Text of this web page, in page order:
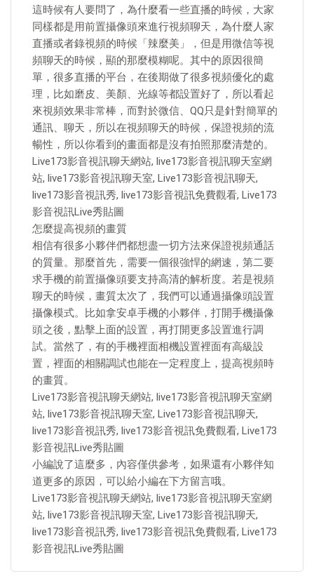
這時候有人要問了，為什麼看一些直播的時候，大家
同樣都是用前置攝像頭來進行視頻聊天，為什麼人家
直播或者錄視頻的時候「辣麼美」，但是用微信等視
頻聊天的時候，顯的那麼模糊呢。其中的原因很簡
單，很多直播的平台，在後期做了很多視頻優化的處
理，比如磨皮、美顏、光線等都設置好了，所以看起
來視頻效果非常棒，而對於微信、QQ只是針對簡單的
通訊、聊天，所以在視頻聊天的時候，保證視頻的流
暢性，所以你看到的畫面都是沒有拍照那麼清楚的。
Live173影音視訊聊天網站, live173影音視訊聊天室網
站, live173影音視訊聊天室, Live173影音視訊聊天,
live173影音視訊秀, live173影音視訊免費觀看, Live173
影音視訊Live秀貼圖
怎麼提高視頻的畫質
相信有很多小夥伴們都想盡一切方法來保證視頻通話
的質量。那麼首先，需要一個很強悍的網速，第二要
求手機的前置攝像頭要支持高清的解析度。若是視頻
聊天的時候，畫質太次了，我們可以通過攝像頭設置
攝像模式。比如拿安卓手機的小夥伴，打開手機攝像
頭之後，點擊上面的設置，再打開更多設置進行調
試。當然了，有的手機裡面相機設置裡面有高級設
置，裡面的相關調試也能在一定程度上，提高視頻時
的畫質。
Live173影音視訊聊天網站, live173影音視訊聊天室網
站, live173影音視訊聊天室, Live173影音視訊聊天,
live173影音視訊秀, live173影音視訊免費觀看, Live173
影音視訊Live秀貼圖
小編說了這麼多，內容僅供參考，如果還有小夥伴知
道更多的原因，可以給小編在下方留言哦。
Live173影音視訊聊天網站, live173影音視訊聊天室網
站, live173影音視訊聊天室, Live173影音視訊聊天,
live173影音視訊秀, live173影音視訊免費觀看, Live173
影音視訊Live秀貼圖